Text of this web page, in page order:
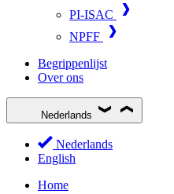
PI-ISAC
NPFF
Begrippenlijst
Over ons
Nederlands
Nederlands
English
Home